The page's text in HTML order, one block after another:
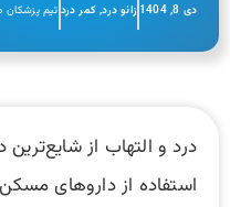
دی 8, 1404 زانو درد,کمر درد تیم پزشکان
درد و التهاب از
استفاده از داروهای